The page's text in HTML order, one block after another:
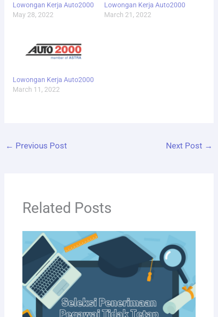
Lowongan Kerja Auto2000
May 28, 2022
Lowongan Kerja Auto2000
March 21, 2022
Lowongan Kerja Auto2000
March 11, 2022
← Previous Post Next Post →
Related Posts